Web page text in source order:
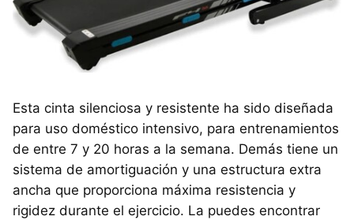
Esta cinta silenciosa y resistente ha sido diseñada
para uso doméstico intensivo, para entrenamientos
de entre 7 y 20 horas a la semana. Demás tiene un
sistema de amortiguación y una estructura extra
ancha que proporciona máxima resistencia y
rigidez durante el ejercicio. La puedes encontrar